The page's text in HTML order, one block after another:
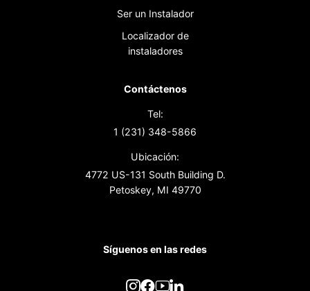
Ser un Instalador
Localizador de
instaladores
Contáctenos
Tel:
1 (231) 348-5866
Ubicación:
4772 US-131 South Building D.
Petoskey, MI 49770
Síguenos en las redes